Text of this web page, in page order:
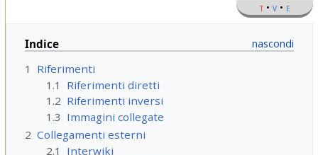
t v e
Indice
1
Riferimenti
1.1
Riferimenti diretti
1.2 Riferimenti inversi
1.3 Immagini collegate
2 Collegamenti esterni
2.1
Interwiki